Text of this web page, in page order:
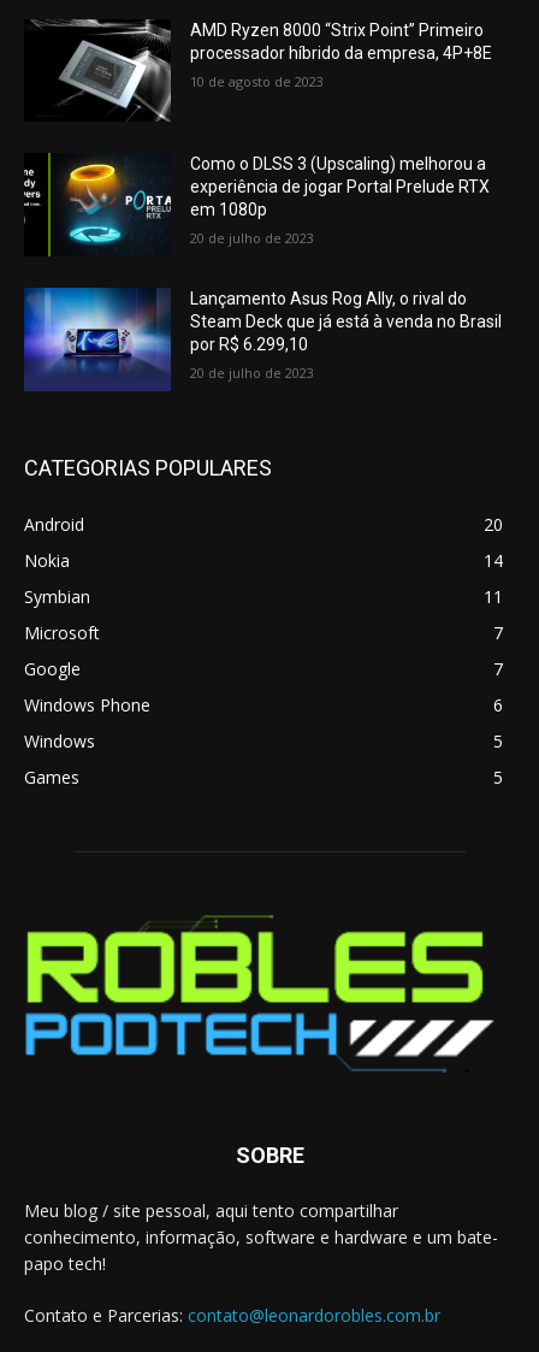
AMD Ryzen 8000 “Strix Point” Primeiro
processador híbrido da empresa, 4P+8E
10 de agosto de 2023
Como o DLSS 3 (Upscaling) melhorou a
experiência de jogar Portal Prelude RTX
em 1080p
20 de julho de 2023
Lançamento Asus Rog Ally, o rival do
Steam Deck que já está à venda no Brasil
por R$ 6.299,10
20 de julho de 2023
CATEGORIAS POPULARES
Android
20
Nokia
14
Symbian
11
Microsoft
7
Google
7
Windows Phone
6
Windows
5
Games
5
SOBRE
Meu blog / site pessoal, aqui tento compartilhar
conhecimento, informação, software e hardware e um bate-
papo tech!
Contato e Parcerias: contato@leonardorobles.com.br